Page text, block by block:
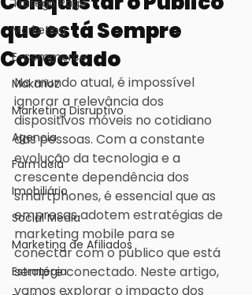
Tráfego Pago
Marketing
E-commerce
Makarioz
Marketing Disruptivo
Agencia
Farmacia
Imobiliário
Social Media
Marketing de Afiliados
Estratégia
que está Sempre
Conectado
No mundo atual, é impossível
ignorar a relevância dos
dispositivos móveis no cotidiano
das pessoas. Com a constante
evolução da tecnologia e a
crescente dependência dos
smartphones, é essencial que as
empresas adotem estratégias de
marketing mobile para se
conectar com o público que está
sempre conectado. Neste artigo,
vamos explorar o impacto dos